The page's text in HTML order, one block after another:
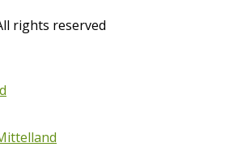
rights reserved